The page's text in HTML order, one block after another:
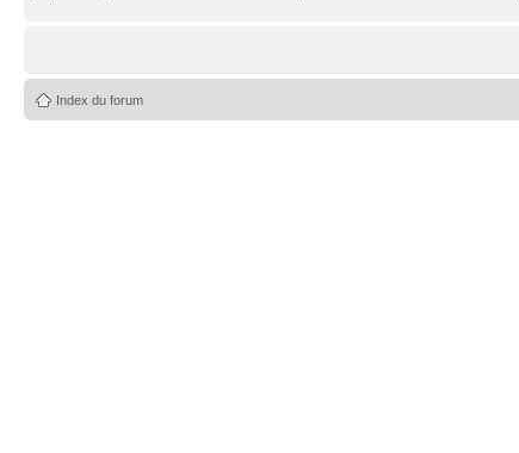
Index du forum